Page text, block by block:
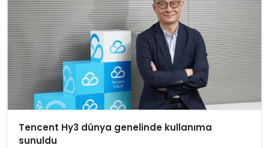
Tencent Hy3 dünya genelinde kullanıma
sunuldu